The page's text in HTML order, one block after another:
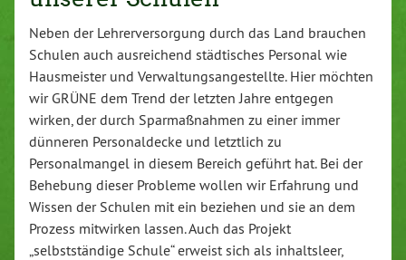
Neben der Lehrerversorgung durch das Land brauchen
Schulen auch ausreichend städtisches Personal wie
Hausmeister und Verwaltungsangestellte. Hier möchten
wir GRÜNE dem Trend der letzten Jahre entgegen
wirken, der durch Sparmaßnahmen zu einer immer
dünneren Personaldecke und letztlich zu
Personalmangel in diesem Bereich geführt hat. Bei der
Behebung dieser Probleme wollen wir Erfahrung und
Wissen der Schulen mit ein beziehen und sie an dem
Prozess mitwirken lassen. Auch das Projekt
„selbstständige Schule“ erweist sich als inhaltsleer,